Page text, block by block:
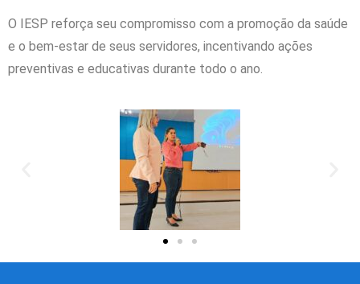
O IESP reforça seu compromisso com a promoção da saúde
e o bem-estar de seus servidores, incentivando ações
preventivas e educativas durante todo o ano.